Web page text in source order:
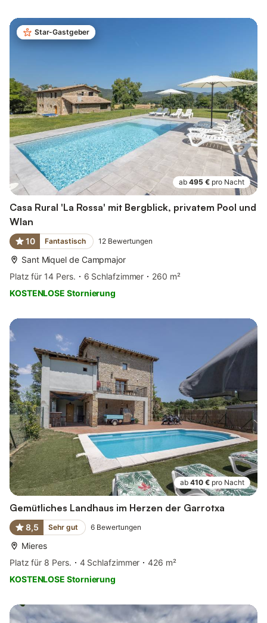
Star-Gastgeber
ab 495 € pro Nacht
Casa Rural 'La Rossa' mit Bergblick, privatem Pool und
Wlan
10 Fantastisch 12 Bewertungen
Sant Miquel de Campmajor
Platz für 14 Pers.
6 Schlafzimmer
260 m²
KOSTENLOSE Stornierung
ab 410 € pro Nacht
Gemütliches Landhaus im Herzen der Garrotxa
8,5 Sehr gut 6 Bewertungen
Mieres
Platz für 8 Pers.
4 Schlafzimmer
426 m²
KOSTENLOSE Stornierung